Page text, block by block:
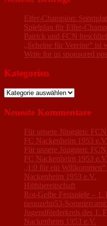
Elfer-Champion:
Spielplan für Elfer-
Patrick und FCN
„Scheine für Vereine“ ist
Write for us sponsored
Kategorien
Kategorien
Neueste Kommentare
Für unsere Jüngsten:
FC Nackenheim 1953 e.V.
Für unsere Jüngsten:
FC Nackenheim 1953 e.V.
„1:0 für ein
Nackenheim 1953 e.V.
Hilfsbereitschaft
Rot-Gelbe Festspiele –
neunzehn53-
Jugendförderkreis des 1.
Nackenheim 1953 e.V.